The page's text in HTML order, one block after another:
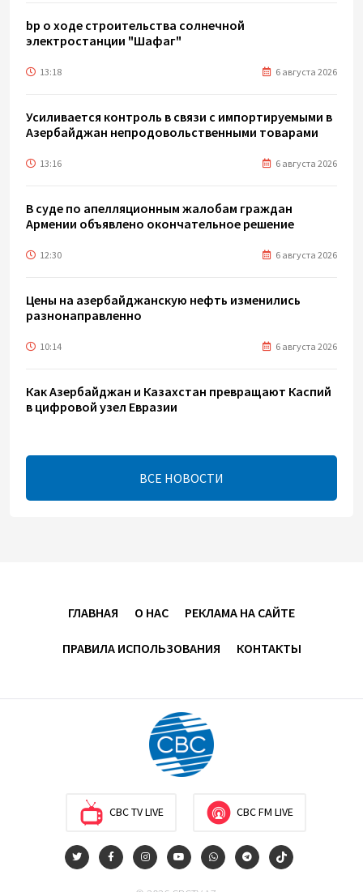
bp о ходе строительства солнечной
электростанции "Шафаг"
13:18 6 августа 2026
Усиливается контроль в связи с импортируемыми в
Азербайджан непродовольственными товарами
13:16 6 августа 2026
В суде по апелляционным жалобам граждан
Армении объявлено окончательное решение
12:30 6 августа 2026
Цены на азербайджанскую нефть изменились
разнонаправленно
10:14 6 августа 2026
Как Азербайджан и Казахстан превращают Каспий
в цифровой узел Евразии
По итогам июля годовая инфляция в Казахстане
снизилась до 10,2%
электроэнергии из ВИЭ
Внесены изменения в Государственную программу
госимуществом в Азербайджане
ВСЕ НОВОСТИ
ГЛАВНАЯ О НАС РЕКЛАМА НА САЙТЕ
ПРАВИЛА ИСПОЛЬЗОВАНИЯ КОНТАКТЫ
CBC TV LIVE CBC FM LIVE